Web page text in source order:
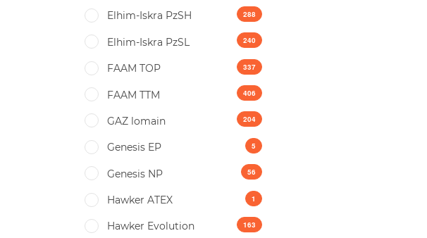
Elhim-Iskra PzSH 288
Elhim-Iskra PzSL 240
FAAM TOP 337
FAAM TTM 406
GAZ lomain 204
Genesis EP 5
Genesis NP 56
Hawker ATEX 1
Hawker Evolution 163